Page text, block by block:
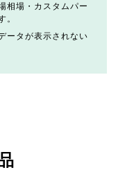
相場・カスタムパー
。
ータが表示されない